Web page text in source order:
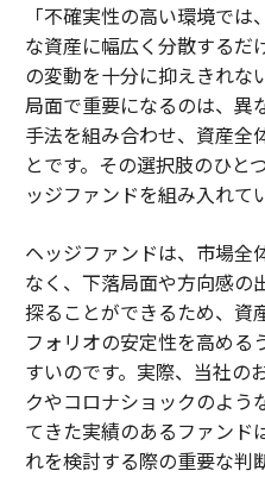
「不確実性の高い環境で
な資産に幅広く分散するだ
の変動を十分に抑えきれな
局面で重要になるのは、異
手法を組み合わせ、資産全
とです。その選択肢のひと
ッジファンドを組み入れて
ヘッジファンドは、市場全
なく、下落局面や方向感の
探ることができるため、資
フォリオの安定性を高める
すいのです。実際、当社の
クやコロナショックのよう
てきた実績のあるファンド
れを検討する際の重要な判